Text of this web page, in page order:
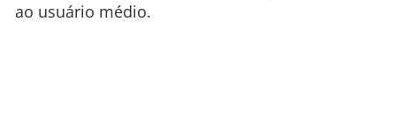
ao usuário médio.